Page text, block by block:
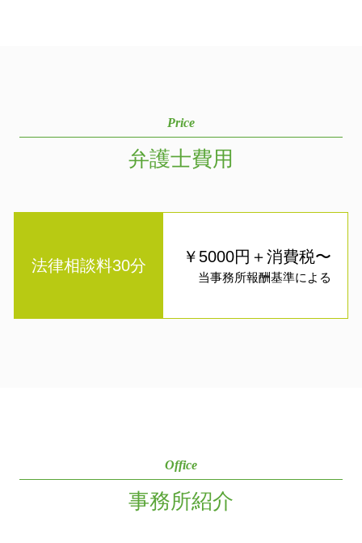
Price
弁護士費用
法律相談料30分 ￥5000円＋消費税〜
当事務所報酬基準による
Office
事務所紹介